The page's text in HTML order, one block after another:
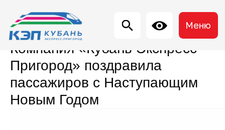
Компания «Кубань Экспресс-
Пригород» поздравила
пассажиров с Наступающим
Новым Годом